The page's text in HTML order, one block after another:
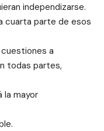
independizarse.
cuarta parte de esos
a
todas partes,
la mayor